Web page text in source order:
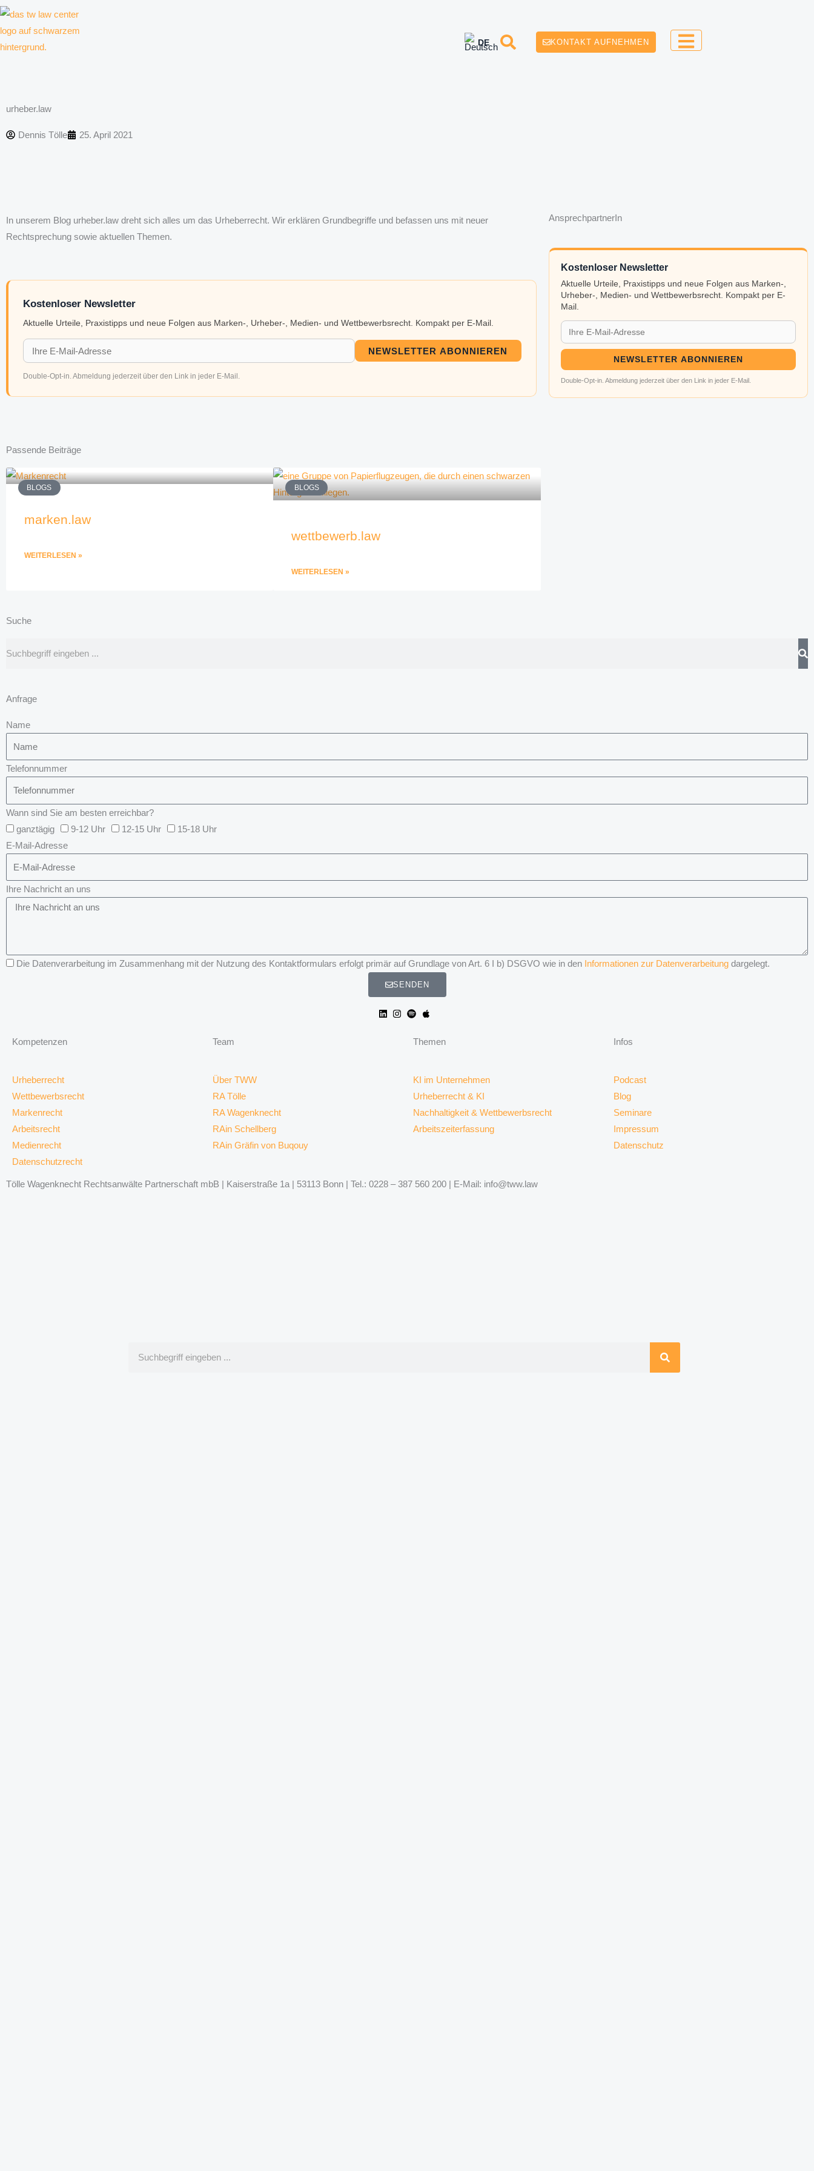
Zum
KONTAKT AUFNEHMEN
urheber.law
Dennis Tölle 25. April 2021
In unserem Blog urheber.law dreht sich alles um das Urheberrecht. Wir erklären Grundbegriffe und befassen uns mit neuer
Rechtsprechung sowie aktuellen Themen.
Kostenloser Newsletter
Aktuelle Urteile, Praxistipps und neue Folgen aus Marken-, Urheber-, Medien- und Wettbewerbsrecht. Kompakt per E-Mail.
NEWSLETTER ABONNIEREN
Double-Opt-in. Abmeldung jederzeit über den Link in jeder E-Mail.
AnsprechpartnerIn
Kostenloser Newsletter
Aktuelle Urteile, Praxistipps und neue Folgen aus Marken-,
Urheber-, Medien- und Wettbewerbsrecht. Kompakt per E-
Mail.
NEWSLETTER ABONNIEREN
Double-Opt-in. Abmeldung jederzeit über den Link in jeder E-Mail.
Passende Beiträge
BLOGS
marken.law
WEITERLESEN »
BLOGS
wettbewerb.law
WEITERLESEN »
Suche
Anfrage
Name
Telefonnummer
Wann sind Sie am besten erreichbar?
ganztägig
9-12 Uhr 12-15 Uhr
15-18 Uhr
E-Mail-Adresse
Ihre Nachricht an uns
Die Datenverarbeitung im Zusammenhang mit der Nutzung des Kontaktformulars erfolgt primär auf Grundlage von Art. 6 I b) DSGVO wie in den Informationen zur Datenverarbeitung dargelegt.
SENDEN
Kompetenzen
Urheberrecht
Wettbewerbsrecht
Markenrecht
Arbeitsrecht
Medienrecht
Datenschutzrecht
Team
Über TWW
RA Tölle
RA Wagenknecht
RAin Schellberg
RAin Gräfin von Buqouy
Themen
KI im Unternehmen
Urheberrecht & KI
Nachhaltigkeit & Wettbewerbsrecht
Arbeitszeiterfassung
Infos
Podcast
Blog
Seminare
Impressum
Datenschutz
Tölle Wagenknecht Rechtsanwälte Partnerschaft mbB | Kaiserstraße 1a | 53113 Bonn | Tel.: 0228 – 387 560 200 | E-Mail: info@tww.law